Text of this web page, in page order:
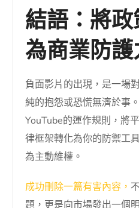
結語：將
為商業防
負面影片的出現，是一場
純的抱怨或恐慌無濟於事
YouTube的運作規則，將
律框架轉化為你的防禦工
為主動維權。
成功刪除一篇有害內容，
題，更是向市場發出一個